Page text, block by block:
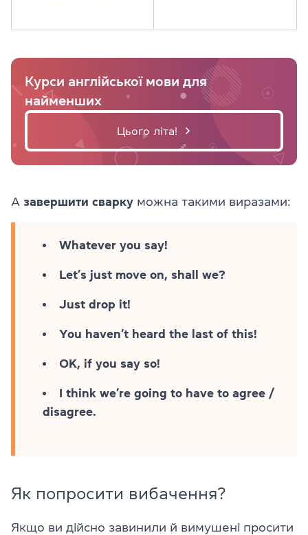
Курси англійської мови для
найменших
Цього літа!
А завершити сварку можна такими виразами:
Whatever you say!
Let’s just move on, shall we?
Just drop it!
You haven’t heard the last of this!
OK, if you say so!
I think we’re going to have to agree /
disagree.
Як попросити вибачення?
Якщо ви дійсно завинили й вимушені просити